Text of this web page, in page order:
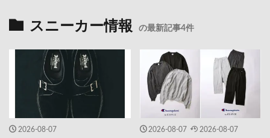
スニーカー情報 の最新記事4件
2026-08-07 2026-08-07 2026-08-07